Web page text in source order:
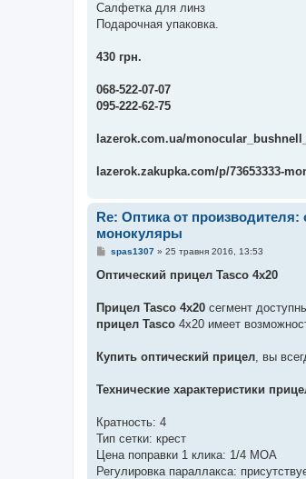
Салфетка для линз
Подарочная упаковка.
430 грн.
068-522-07-07
095-222-62-75
lazerok.com.ua/
lazerok.zakupka.com/p/73653333-
Re: Оптика от
монокуляры
П
в
о
м
л
н
spas1307» 25 травня 2016, 13:53
Оптический прицел Tasco 4х20
Прицел Tasco 4х20 сегмент
прицел Tasco 4х20 имеет
Купить оптический прицел , вы
Технические характеристики
Кратность: 4
Тип сетки: крест
Цена поправки 1 клика: 1/4 MOA
Регулировка параллакса: